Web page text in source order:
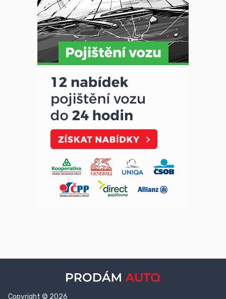
Copyright © 2026